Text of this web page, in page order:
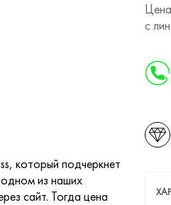
с
который подчеркнет
из наших
сайт. Тогда цена